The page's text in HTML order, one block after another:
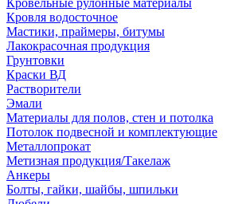
Кровельные рулонные материалы
Кровля водосточное
Мастики, праймеры, битумы
Лакокрасочная продукция
Грунтовки
Краски ВД
Растворители
Эмали
Материалы для полов, стен и потолка
Потолок подвесной и комплектующие
Металлопрокат
Метизная продукция/Такелаж
Анкеры
Болты, гайки, шайбы, шпильки